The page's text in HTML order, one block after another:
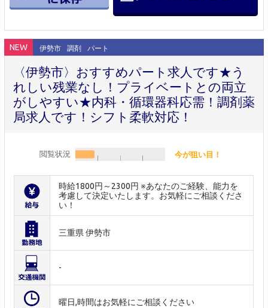
NEW 伊勢市 調剤 パート
〈伊勢市〉おすすめパート求人です★う
れしい残業なし！プライベートとの両立
がしやすい★内科・循環器科応需！調剤薬
局求人です！シフト柔軟対応！
閲覧状況 今が狙い目！
時給1800円～2300円 ※あなたのご経験、能力を
考慮して決定いたします。お気軽にご相談くださ
い！
三重県 伊勢市
-
曜日,時間はお気軽にご相談ください